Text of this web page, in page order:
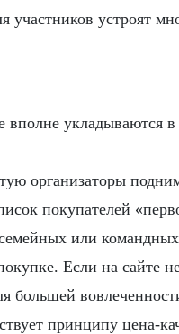
устроят
укладываются
организаторы
покупателей
или
Если на сайте
большей
принципу цена-